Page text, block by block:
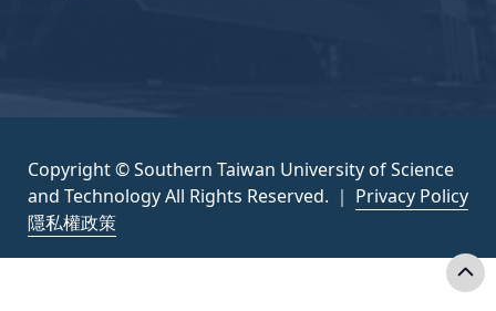
Copyright © Southern Taiwan University of Science
and Technology All Rights Reserved. ｜ Privacy Policy
隱私權政策